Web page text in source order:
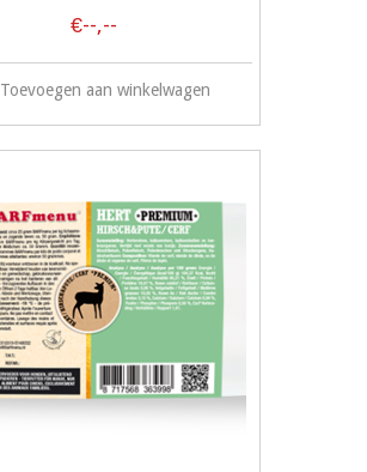
€--,--
Toevoegen aan winkelwagen